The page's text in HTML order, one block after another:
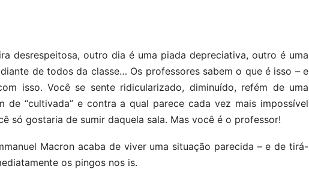
desrespeitosa, outro dia é uma piada depreciativa, outro é uma
de todos da classe… Os professores sabem o que é isso – e
isso. Você se sente ridicularizado, diminuído, refém de uma
de “cultivada” e contra a qual parece cada vez mais impossível
só gostaria de sumir daquela sala. Mas você é o professor!
Macron acaba de viver uma situação parecida – e de tirá-
os pingos nos is.